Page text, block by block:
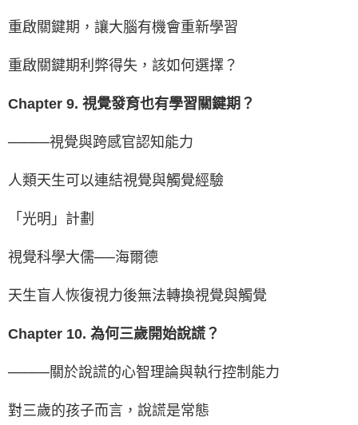
重啟關鍵期，讓大腦有機會重新學習
重啟關鍵期利弊得失，該如何選擇？
Chapter 9. 視覺發育也有學習關鍵期？
────視覺與跨感官認知能力
人類天生可以連結視覺與觸覺經驗
「光明」計劃
視覺科學大儒──海爾德
天生盲人恢復視力後無法轉換視覺與觸覺
Chapter 10. 為何三歲開始說謊？
────關於說謊的心智理論與執行控制能力
對三歲的孩子而言，說謊是常態